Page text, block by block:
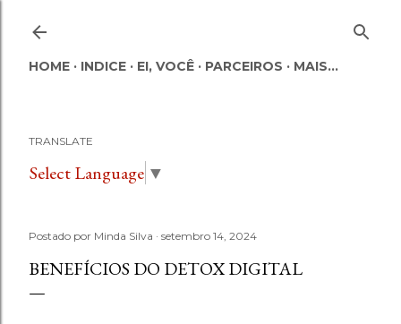
HOME INDICE EI, VOCÊ PARCEIROS MAIS…
TRANSLATE
Select Language ▼
Postado por Minda Silva setembro 14, 2024
BENEFÍCIOS DO DETOX DIGITAL